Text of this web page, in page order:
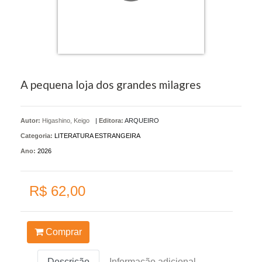
A pequena loja dos grandes milagres
Autor: Higashino, Keigo | Editora: ARQUEIRO
Categoria: LITERATURA ESTRANGEIRA
Ano: 2026
R$ 62,00
Comprar